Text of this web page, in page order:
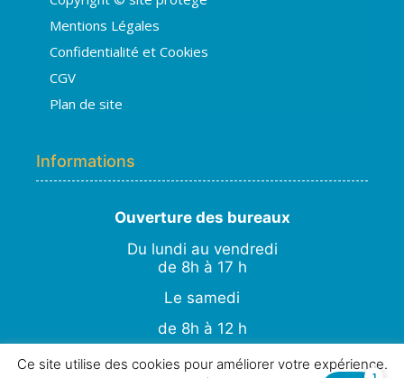
Mentions Légales
Confidentialité et Cookies
CGV
Plan de site
Informations
Ouverture des bureaux
Du lundi au vendredi
de 8h à 17 h
Le samedi
de 8h à 12 h
Ce site utilise des cookies pour améliorer votre expérience.
H
👋 Bonjour ! Je suis
puis-je vous aider ?
15:36
💬Autre problème